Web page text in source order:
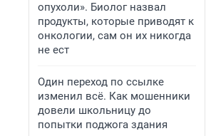
опухоли». Биолог назвал
продукты, которые приводят к
онкологии, сам он их никогда
не ест
Один переход по ссылке
изменил всё. Как мошенники
довели школьницу до
попытки поджога здания